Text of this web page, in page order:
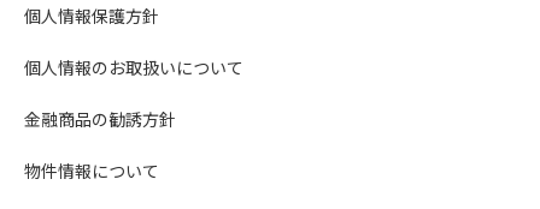
個人情報保護方針
個人情報のお取扱いについて
金融商品の勧誘方針
物件情報について